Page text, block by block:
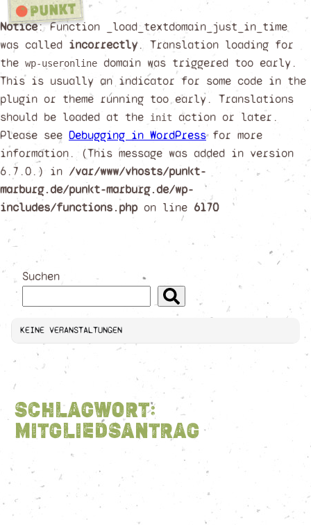
Notice: Function _load_textdomain_just_in_time
was called incorrectly. Translation loading for
the wp-useronline domain was triggered too early.
This is usually an indicator for some code in the
plugin or theme running too early. Translations
should be loaded at the
init
action or later.
Please see Debugging in WordPressfor more
information. (This message was added in version
6.7.0.) in /var/www/vhosts/punkt-
marburg.de/punkt-marburg.de/wp-
includes/functions.phpon line 6170
Zum
Inhalt
springen
Suchen
KEINE VERANSTALTUNGEN
Schlagwort:
Mitgliedsantrag